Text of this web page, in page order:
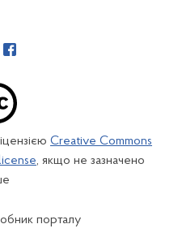
Creative Commons
, якщо не зазначено
порталу